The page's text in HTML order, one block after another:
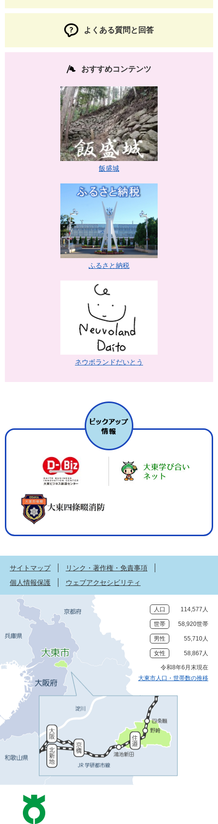
よくある質問と回答
おすすめコンテンツ
飯盛城
ふるさと納税
ネウボランドだいとう
サイトマップ
リンク・著作権・免責事項
個人情報保護
ウェブアクセシビリティ
人口 114,577人
世帯 58,920世帯
男性 55,710人
女性 58,867人
令和8年6月末現在
大東市人口・世帯数の推移